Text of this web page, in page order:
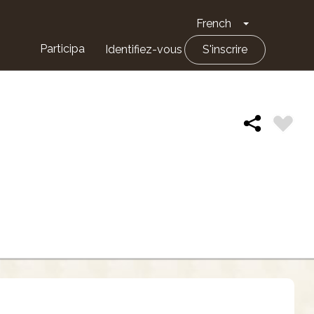
French Toggle
Participa Identifiez-vous S'inscrire